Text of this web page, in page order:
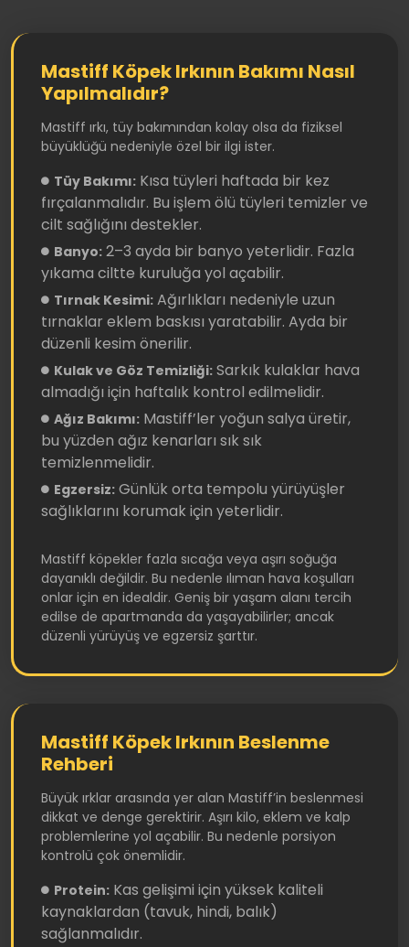
Mastiff Köpek Irkının Bakımı Nasıl
Yapılmalıdır?
Mastiff ırkı, tüy bakımından kolay olsa da fiziksel
büyüklüğü nedeniyle özel bir ilgi ister.
Tüy Bakımı: Kısa tüyleri haftada bir kez
fırçalanmalıdır. Bu işlem ölü tüyleri temizler ve
cilt sağlığını destekler.
Banyo: 2–3 ayda bir banyo yeterlidir. Fazla
yıkama ciltte kuruluğa yol açabilir.
Tırnak Kesimi: Ağırlıkları nedeniyle uzun
tırnaklar eklem baskısı yaratabilir. Ayda bir
düzenli kesim önerilir.
Kulak ve Göz Temizliği: Sarkık kulaklar hava
almadığı için haftalık kontrol edilmelidir.
Ağız Bakımı: Mastiff’ler yoğun salya üretir,
bu yüzden ağız kenarları sık sık
temizlenmelidir.
Egzersiz: Günlük orta tempolu yürüyüşler
sağlıklarını korumak için yeterlidir.
Mastiff köpekler fazla sıcağa veya aşırı soğuğa
dayanıklı değildir. Bu nedenle ılıman hava koşulları
onlar için en idealdir. Geniş bir yaşam alanı tercih
edilse de apartmanda da yaşayabilirler; ancak
düzenli yürüyüş ve egzersiz şarttır.
Mastiff Köpek Irkının Beslenme
Rehberi
Büyük ırklar arasında yer alan Mastiff’in beslenmesi
dikkat ve denge gerektirir. Aşırı kilo, eklem ve kalp
problemlerine yol açabilir. Bu nedenle porsiyon
kontrolü çok önemlidir.
Protein: Kas gelişimi için yüksek kaliteli
kaynaklardan (tavuk, hindi, balık)
sağlanmalıdır.